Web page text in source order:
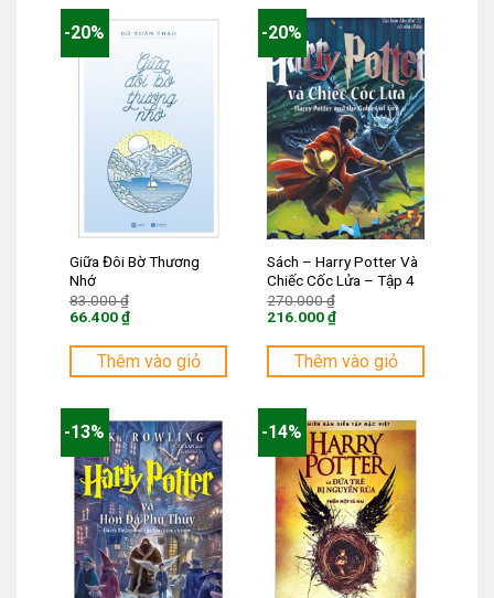
-20%
Giữa Đôi Bờ Thương
Nhớ
83.000₫
83.000 ₫.
66.400₫
hiện
là:
Thêm vào giỏ
-20%
Sách – Harry Potter Và
Chiếc Cốc Lửa – Tập 4
270.000₫
270.000 ₫.
216.000₫
hiện
là:
Thêm vào giỏ
-13% -14%